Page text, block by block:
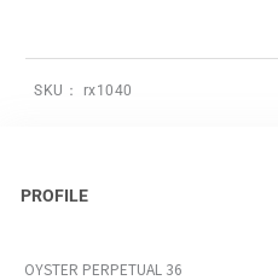
SKU： rx1040
PROFILE
OYSTER PERPETUAL 36